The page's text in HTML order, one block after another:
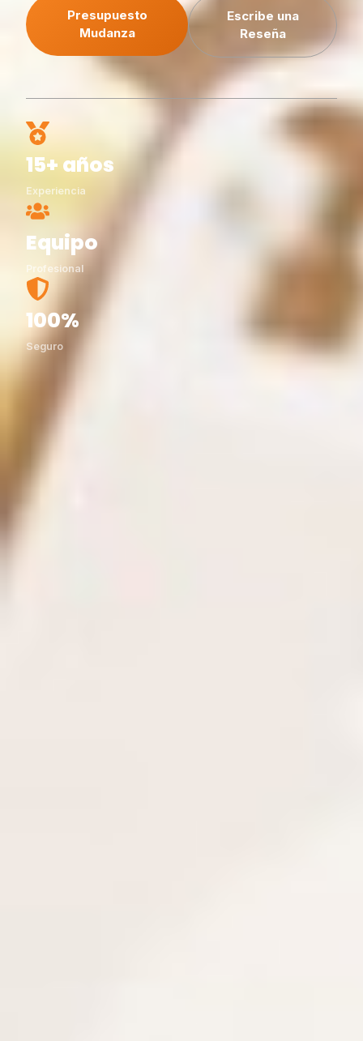
Presupuesto
Mudanza
Escribe una
Reseña
15+ años
Experiencia
Equipo
Profesional
100%
Seguro